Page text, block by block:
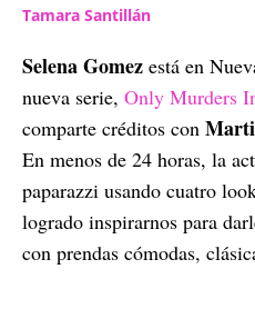
Tamara Santillán
Selena Gomez está en
nueva serie, Only Murders
comparte créditos con
En menos de 24 horas, la
paparazzi usando cuatro
logrado inspirarnos para
con prendas cómodas,